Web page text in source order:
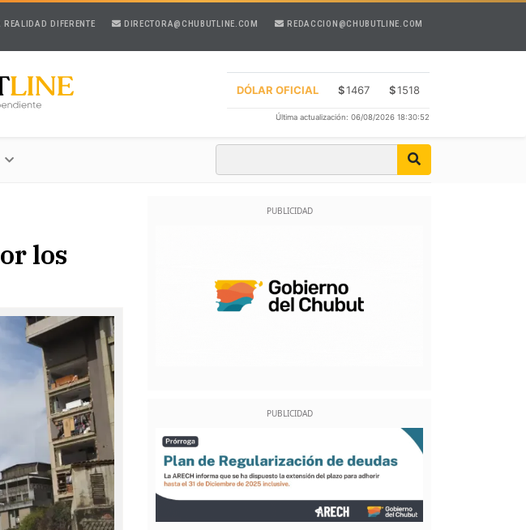
DIFERENTE DIRECTORA@CHUBUTLINE.COM REDACCION@CHUBUTLINE.COM
DÓLAR OFICIAL $1467 $1518
Última actualización: 06/08/2026 18:30:52
los